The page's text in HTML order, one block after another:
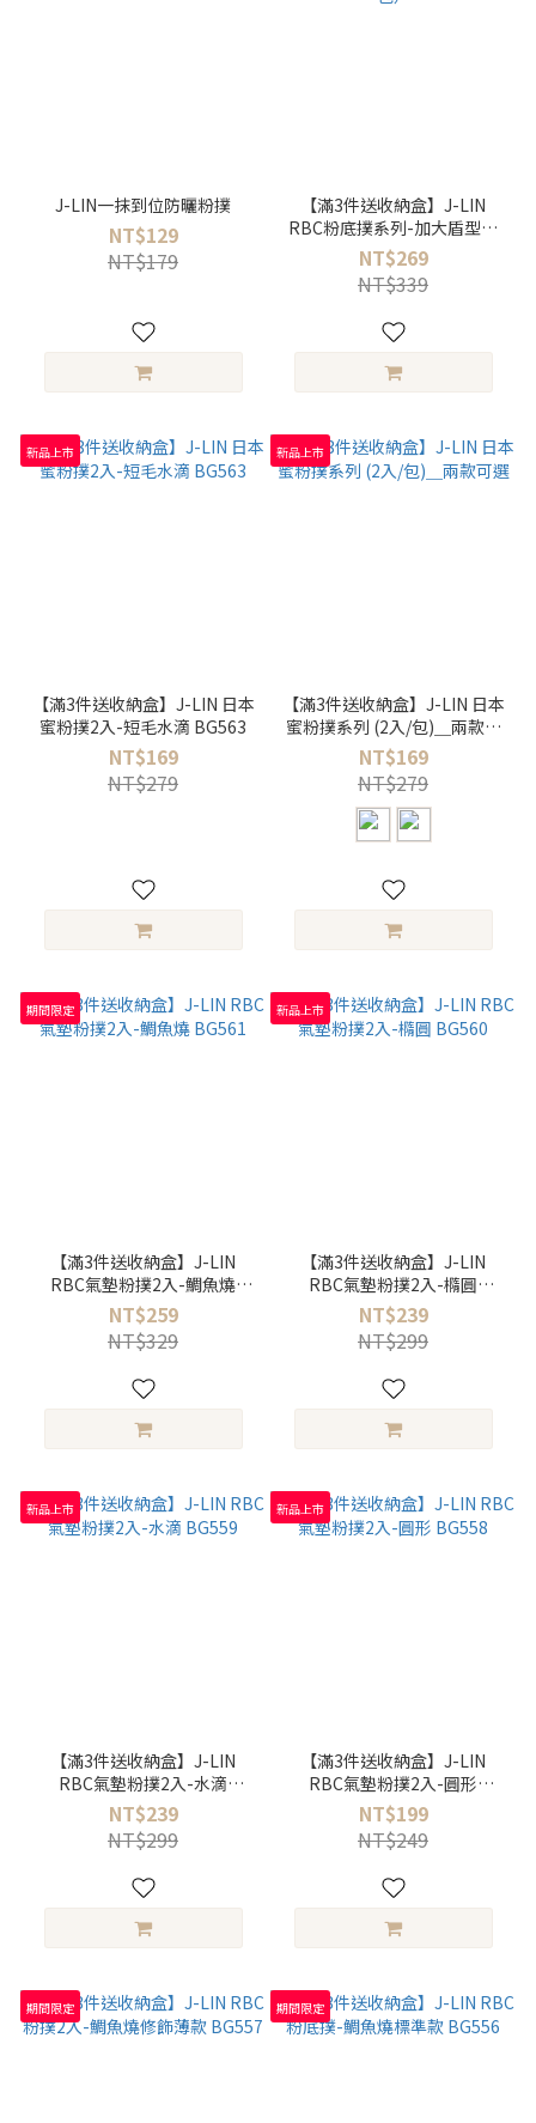
J-LIN一抹到位防曬粉撲
NT$129
NT$179
【滿3件送收納盒】J-LIN
RBC粉底撲系列-加大盾型款
（2入/包）
NT$269
NT$339
新品上市
【滿3件送收納盒】J-LIN 日本
蜜粉撲2入-短毛水滴 BG563
NT$169
NT$279
新品上市
【滿3件送收納盒】J-LIN 日本
蜜粉撲系列 (2入/包)＿兩款可
選
NT$169
NT$279
期間限定
【滿3件送收納盒】J-LIN
RBC氣墊粉撲2入-鯛魚燒
BG561
NT$259
NT$329
新品上市
【滿3件送收納盒】J-LIN
RBC氣墊粉撲2入-橢圓
BG560
NT$239
NT$299
新品上市
【滿3件送收納盒】J-LIN
RBC氣墊粉撲2入-水滴
BG559
NT$239
NT$299
新品上市
【滿3件送收納盒】J-LIN
RBC氣墊粉撲2入-圓形
BG558
NT$199
NT$249
期間限定 期間限定